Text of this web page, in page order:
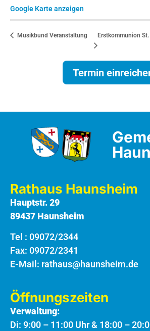
Google Karte anzeigen
Musikbund Veranstaltung Erstkommunion
Termin
Rathaus Haunsheim
Hauptstr. 29
89437 Haunsheim
Tel : 09072/2344
Fax: 09072/2341
E-Mail: rathaus@haunsheim.de
Öffnungszeiten
Verwaltung:
Di: 9:00 – 11:00 Uhr & 18:00 –